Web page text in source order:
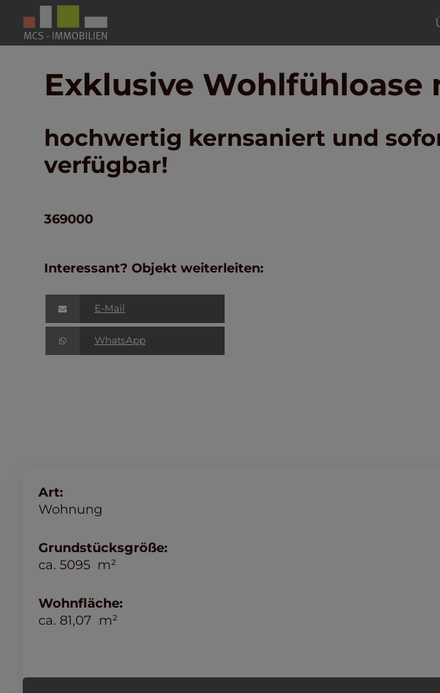
Exklusive Wohlfühloase
hochwertig kernsaniert und
verfügbar!
369000
Interessant? Objekt weiterleiten:
E-Mail
WhatsApp
Art:
Wohnung
Grundstücksgröße:
ca.5095 m²
Wohnfläche:
ca. 81,07 m²